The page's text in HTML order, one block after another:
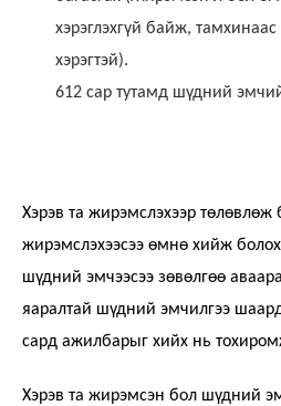
хэрэглэхгүй байж,
хэрэгтэй).
612 сар тутамд шүдний
Хэрэв та жирэмслэхээр төлөвлөж
жирэмслэхээсээ өмнө хийж
шүдний эмчээсээ зөвөлгөө
яаралтай шүдний эмчилгээ
сард ажилбарыг хийх нь
Хэрэв та жирэмсэн бол шүдний